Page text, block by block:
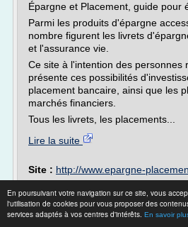
En poursuivant votre navigation sur ce site, vous
l'utilisation de cookies pour vous proposer des
services adaptés à vos centres d'intérêts. En savoir
Épargne et Placement, guide pour
Parmi les produits d'épargne
nombre figurent les livrets
et l'assurance vie.
Ce site à l'intention des personnes
présente ces possibilités
placement bancaire, ainsi que les
marchés financiers.
Tous les livrets, les placements...
Lire la suite
Site : http://www.epargne-
compte
epargne populaire conditions /
livret/plafond d'un livret